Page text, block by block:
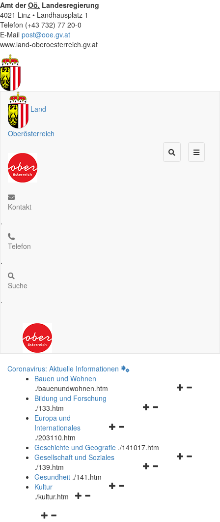
Amt derOö. Landesregierung
4021 Linz • Landhausplatz 1
Telefon (+43 732) 77 20-0
E-Mail post@ooe.gv.at
www.land-oberoesterreich.gv.at
Land
Oberösterreich
Kontakt
.
Telefon
.
Suche
.
Coronavirus: Aktuelle Informationen
Bauen und Wohnen
./bauenundwohnen.htm
Navigationsmenü
Bildung und Forschung
./133.htm
Navigationsmenü
und
schließen
Europa und
Internationales
./203110.htm
Geschichte und Geografie ./141017.htm
Navigationsmenü
Gesellschaft und Soziales
./139.htm
Navigationsmenü
Gesundheit ./141.htm
Navigationsmenü
Kultur
./kultur.htm
Navigationsmenü